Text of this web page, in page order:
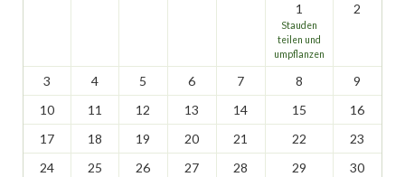
1
Stauden
teilen und
umpflanzen
2
3 4 5 6 7 8
9
10
11 12 13 14 15
16
17
18 19 20 21 22
23
24
25 26 27 28 29
30